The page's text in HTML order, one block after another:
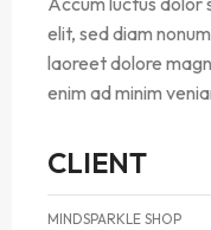
elit, sed diam
laoreet dolore
enim ad minim
CLIENT
MINDSPARKLE SHOP